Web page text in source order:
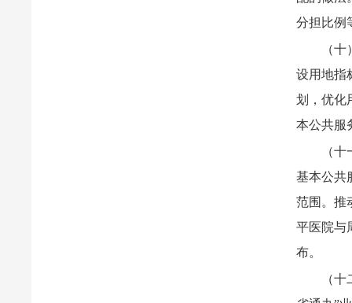
分担比例
（
设用地指
划，优化
本公共服
（
基本公共
范围。推
平医院与
布。
（